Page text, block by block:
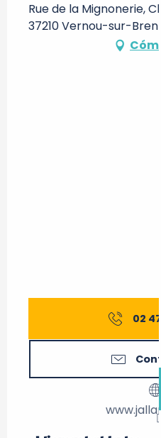
Rue de la Mignonerie,
37210 Vernou-sur-
02